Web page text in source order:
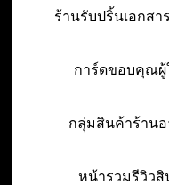
ร้านรับปริ้นเอกสา
การ์ดขอบคุณ
กลุ่มสินค้าร้านอ
หน้ารวมรีวิวสิ